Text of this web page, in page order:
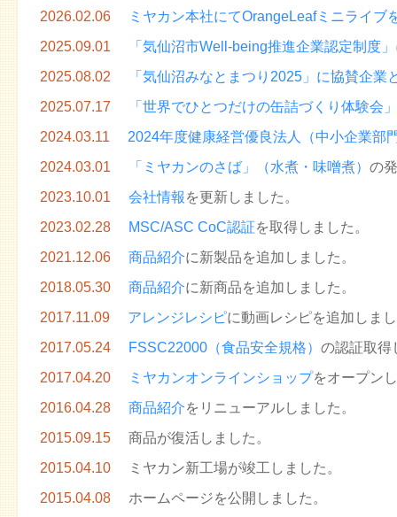
2026.02.06
ミヤカン本社にてOrangeLeafミニライブ
2025.09.01
「気仙沼市Well-being推進企業認定制度
2025.08.02
「気仙沼みなとまつり2025」に協賛企業
2025.07.17
「世界でひとつだけの缶詰づくり体験会
2024.03.11
2024年度健康経営優良法人（中小企業部
2024.03.01
「ミヤカンのさば」（水煮・味噌煮） の
2023.10.01
会社情報 を更新しました。
2023.02.28
MSC/ASC CoC認証を取得しました。
2021.12.06
商品紹介に新製品を追加しました。
2018.05.30
商品紹介に新商品を追加しました。
2017.11.09
アレンジレシピに動画レシピを追加しま
2017.05.24
FSSC22000（食品安全規格） の認証取得
2017.04.20
ミヤカンオンラインショップをオープン
2016.04.28
商品紹介をリニューアルしました。
2015.09.15
商品が復活しました。
2015.04.10
ミヤカン新工場が竣工しました。
2015.04.08
ホームページを公開しました。